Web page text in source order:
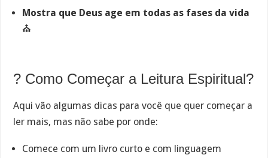
Mostra que Deus age em todas as fases da vida
⛪
? Como Começar a Leitura Espiritual?
Aqui vão algumas dicas para você que quer começar a
ler mais, mas não sabe por onde:
Comece com um livro curto e com linguagem